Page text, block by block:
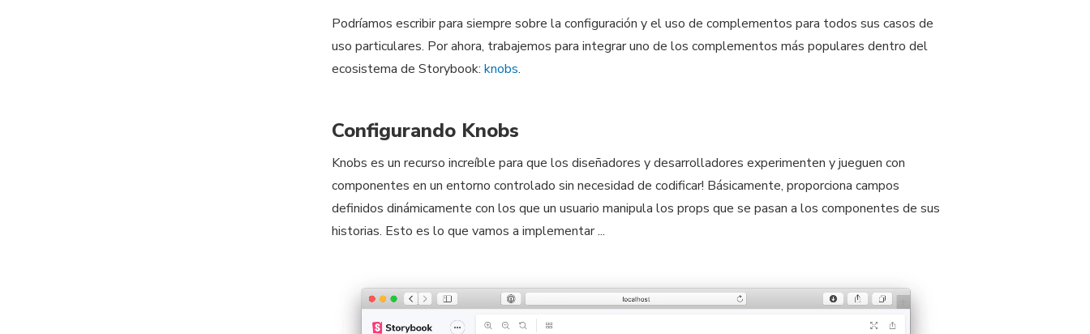
Podríamos escribir para siempre sobre la configuración y el uso de complementos para todos sus casos de
uso particulares. Por ahora, trabajemos para integrar uno de los complementos más populares dentro del
ecosistema de Storybook:knobs.
Configurando Knobs
Knobs es un recurso increíble para que los diseñadores y desarrolladores experimenten y jueguen con
componentes en un entorno controlado sin necesidad de codificar! Básicamente, proporciona campos
definidos dinámicamente con los que un usuario manipula los props que se pasan a los componentes de sus
historias. Esto es lo que vamos a implementar ...